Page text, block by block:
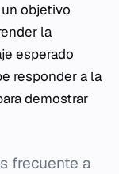
objetivo
la
esperado
responder a la
demostrar
frecuente a